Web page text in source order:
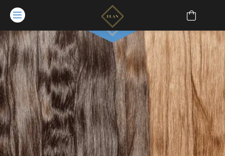
Extension LUX